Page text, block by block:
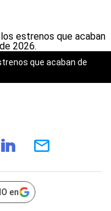
que acaban de
en